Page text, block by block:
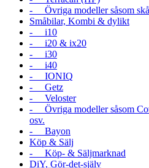
- Övriga modeller såsom
Småbilar, Kombi & dylikt
- i10
- i20 & ix20
- i30
- i40
- IONIQ
- Getz
- Veloster
- Övriga modeller såsom
osv.
- Bayon
Köp & Sälj
- Köp- & Säljmarknad
DiY, Gör-det-själv